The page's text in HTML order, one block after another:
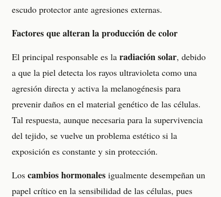
escudo protector ante agresiones externas.
Factores que alteran la producción de color
El principal responsable es la radiación solar, debido
a que la piel detecta los rayos ultravioleta como una
agresión directa y activa la melanogénesis para
prevenir daños en el material genético de las células.
Tal respuesta, aunque necesaria para la supervivencia
del tejido, se vuelve un problema estético si la
exposición es constante y sin protección.
Los cambios hormonales igualmente desempeñan un
papel crítico en la sensibilidad de las células, pues